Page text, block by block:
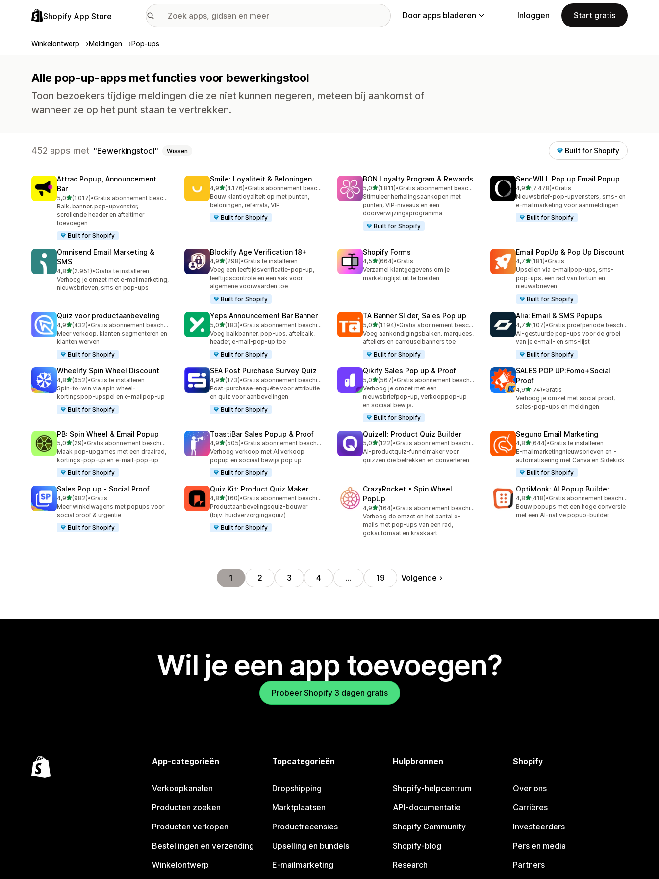
Shopify App Store Door apps bladeren Inloggen Start gratis
Winkelontwerp Meldingen Pop-ups
Alle pop-up-apps met functies voor bewerkingstool
Toon bezoekers tijdige meldingen die ze niet kunnen negeren, meteen bij aankomst of
wanneer ze op het punt staan te vertrekken.
452 apps met Bewerkingstool Wissen Built for Shopify
Attrac Popup, Announcement
Bar
5,0van 5 sterren
(1.017)
1017 recensies in totaal
•
Gratis abonnement beschikbaar
Balk, banner, pop-upvenster,
scrollende header en afteltimer
toevoegen
Built for Shopify
Smile: Loyaliteit & Beloningen
4,9van 5 sterren
(4.176)
4176 recensies in totaal
•
Gratis abonnement beschikbaar
Bouw klantloyaliteit op met punten,
beloningen, referrals, VIP
Built for Shopify
BON Loyalty Program & Rewards
5,0van 5 sterren
(1.811)
1811 recensies in totaal
•
Gratis abonnement beschikbaar
Stimuleer herhalingsaankopen met
punten, VIP-niveaus en een
doorverwijzingsprogramma
Built for Shopify
SendWILL Pop up Email Popup
4,9van 5 sterren
(7.478)
7478 recensies in totaal
•Gratis
Nieuwsbrief-pop-upvensters, sms- en
e-mailmarketing voor aanmeldingen
Built for Shopify
Omnisend Email Marketing &
SMS
4,8van 5 sterren
(2.951)
2951 recensies in totaal
•Gratis te installeren
Verhoog je omzet met e-mailmarketing,
nieuwsbrieven, sms en pop-ups
Blockify Age Verification 18+
4,9van 5 sterren
(298)
298 recensies in totaal
•Gratis te installeren
Voeg een leeftijdsverificatie-pop-up,
leeftijdscontrole en een vak voor
algemene voorwaarden toe
Built for Shopify
Shopify Forms
4,5van 5 sterren
(664)
664 recensies in totaal
•Gratis
Verzamel klantgegevens om je
marketinglijst uit te breiden
Email PopUp & Pop Up Discount
4,7van 5 sterren
(181)
181 recensies in totaal
•Gratis
Upsellen via e-mailpop-ups, sms-
pop-ups, een rad van fortuin en
nieuwsbrieven
Built for Shopify
Quiz voor productaanbeveling
4,9van 5 sterren
(432)
432 recensies in totaal
•
Gratis abonnement beschikbaar
Meer verkoop, klanten segmenteren en
klanten werven
Built for Shopify
Yeps Announcement Bar Banner
5,0van 5 sterren
(183)
183 recensies in totaal
•
Gratis abonnement beschikbaar
Voeg balkbanner, pop-ups, aftelbalk,
header, e-mail-pop-up toe
Built for Shopify
TA Banner Slider, Sales Pop up
5,0van 5 sterren
(1.194)
1194 recensies in totaal
•
Gratis abonnement beschikbaar
Voeg aankondigingsbalken, marquees,
aftellers en carrouselbanners toe
Built for Shopify
Alia: Email & SMS Popups
4,7van 5 sterren
(107)
107 recensies in totaal
•
Gratis proefperiode beschikbaar
AI-gestuurde pop-ups voor de groei
van je e-mail- en sms-lijst
Built for Shopify
Wheelify Spin Wheel Discount
4,8van 5 sterren
(652)
652 recensies in totaal
•Gratis te installeren
Spin-to-win via spin wheel-
kortingspop-upspel en e-mailpop-up
Built for Shopify
SEA Post Purchase Survey Quiz
4,9van 5 sterren
(173)
173 recensies in totaal
•
Gratis abonnement beschikbaar
Post-purchase-enquête voor attributie
en quiz voor aanbevelingen
Built for Shopify
Qikify Sales Pop up & Proof
5,0van 5 sterren
(567)
567 recensies in totaal
•
Gratis abonnement beschikbaar
Verhoog je omzet met een
nieuwsbriefpop-up, verkooppop-up
en sociaal bewijs.
Built for Shopify
SALES POP UP:Fomo+Social
Proof
4,9van 5 sterren
(74)
74 recensies in totaal
•Gratis
Verhoog je omzet met social proof,
sales-pop-ups en meldingen.
PB: Spin Wheel & Email Popup
5,0van 5 sterren
(29)
29 recensies in totaal
•
Gratis abonnement beschikbaar
Maak pop-upgames met een draairad,
kortings-pop-up en e-mail-pop-up
Built for Shopify
ToastiBar Sales Popup & Proof
4,9van 5 sterren
(505)
505 recensies in totaal
•
Gratis abonnement beschikbaar
Verhoog verkoop met AI verkoop
popup en sociaal bewijs pop up
Built for Shopify
Quizell: Product Quiz Builder
5,0van 5 sterren
(122)
122 recensies in totaal
•
Gratis abonnement beschikbaar
AI-productquiz-funnelmaker voor
quizzen die betrekken en converteren
Seguno Email Marketing
4,8van 5 sterren
(644)
644 recensies in totaal
•Gratis te installeren
E-mailmarketingnieuwsbrieven en -
automatisering met Canva en Sidekick
Built for Shopify
Sales Pop up ‑ Social Proof
4,9van 5 sterren
(982)
982 recensies in totaal
•Gratis
Meer winkelwagens met popups voor
social proof & urgentie
Built for Shopify
Quiz Kit: Product Quiz Maker
4,8van 5 sterren
(160)
160 recensies in totaal
•
Gratis abonnement beschikbaar
Productaanbevelingsquiz-bouwer
(bijv. huidverzorgingsquiz)
Built for Shopify
CrazyRocket • Spin Wheel
PopUp
4,9van 5 sterren
(164)
164 recensies in totaal
•
Gratis abonnement beschikbaar
Verhoog de omzet en het aantal e-
mails met pop-ups van een rad,
gokautomaat en kraskaart
OptiMonk: AI Popup Builder
4,8van 5 sterren
(418)
418 recensies in totaal
•
Gratis abonnement beschikbaar
Bouw popups met een hoge conversie
met een AI-native popup-builder.
1 2 3 4 … 19 Volgende
Wil je een app toevoegen?
Probeer Shopify 3 dagen gratis
App-categorieën
Verkoopkanalen
Producten zoeken
Producten verkopen
Bestellingen en verzending
Winkelontwerp
Topcategorieën
Dropshipping
Marktplaatsen
Productrecensies
Upselling en bundels
E-mailmarketing
Hulpbronnen
Shopify-helpcentrum
API-documentatie
Shopify Community
Shopify-blog
Research
Shopify
Over ons
Carrières
Investeerders
Pers en media
Partners